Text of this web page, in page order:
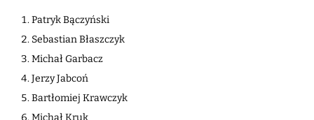
Patryk Bączyński
Sebastian Błaszczyk
Michał Garbacz
Jerzy Jabcoń
Bartłomiej Krawczyk